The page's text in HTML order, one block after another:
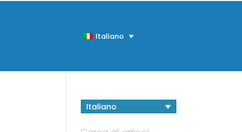
Italiano
Italiano